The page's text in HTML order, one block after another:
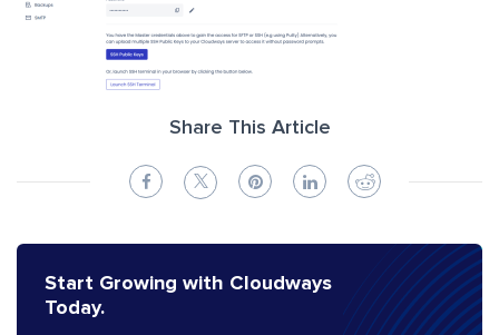
Share This Article
Start Growing with Cloudways
Today.